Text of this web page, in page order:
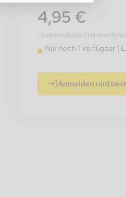
4,95 €
Unverbindliche
Nur noch 1 verfügbar
Anmelden und